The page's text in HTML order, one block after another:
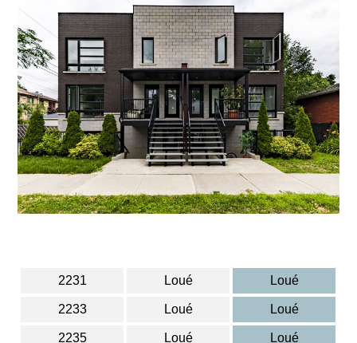
2231 Loué Loué
2233 Loué Loué
2235 Loué Loué